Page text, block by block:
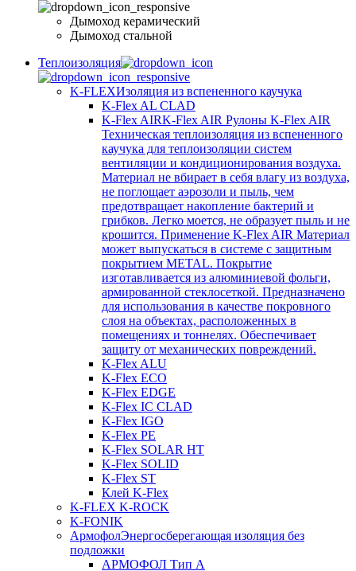
Дымоход керамический
Дымоход стальной
Теплоизоляция
K-FLEXИзоляция из вспененного каучука
K-Flex AL CLAD
K-Flex AIRK-Flex AIR Рулоны K-Flex AIR
Техническая теплоизоляция из вспененного
каучука для теплоизоляции систем
вентиляции и кондиционирования воздуха.
Материал не вбирает в себя влагу из воздуха,
не поглощает аэрозоли и пыль, чем
предотвращает накопление бактерий и
грибков. Легко моется, не образует пыль и не
крошится. Применение K-Flex AIR Материал
может выпускаться в системе c защитным
покрытием METAL. Покрытие
изготавливается из алюминиевой фольги,
армированной стеклосеткой. Предназначено
для использования в качестве покровного
слоя на объектах, расположенных в
помещениях и тоннелях. Обеспечивает
защиту от механических повреждений.
K-Flex ALU
K-Flex ECO
K-Flex EDGE
K-Flex IC CLAD
K-Flex IGO
K-Flex PE
K-Flex SOLAR HT
K-Flex SOLID
K-Flex ST
Клей K-Flex
K-FLEX K-ROCK
K-FONIK
АрмофолЭнергосберегающая изоляция без
подложки
АРМОФОЛ Тип А